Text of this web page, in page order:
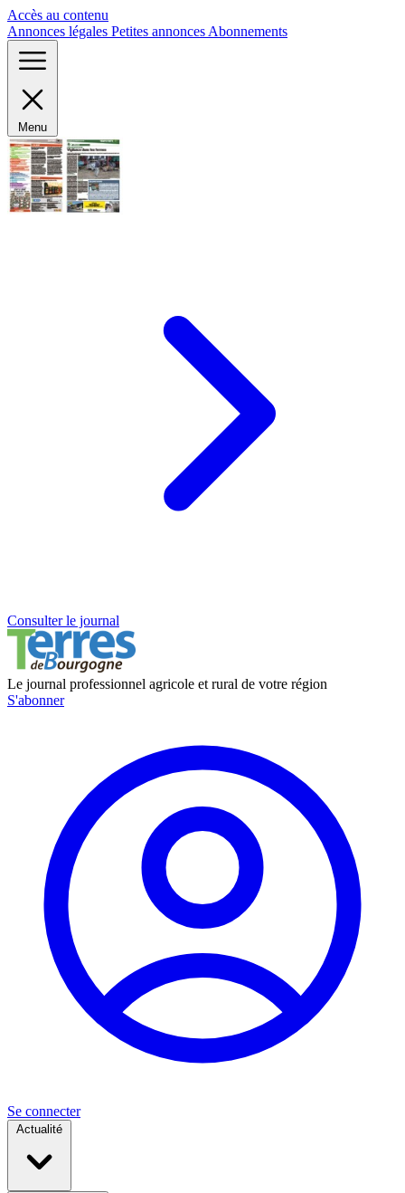
Accès au contenu
Annonces légales Petites annonces Abonnements
Menu
Consulter le journal
Le journal professionnel agricole et rural de votre région
S'abonner
Se connecter
Actualité
Panneau de gestion des cookies